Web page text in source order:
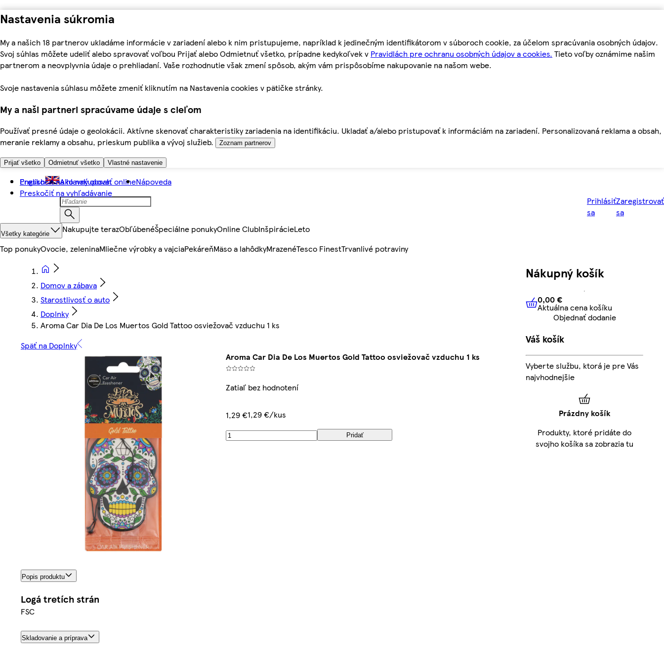
Nastavenia súkromia
My a našich 18 partnerov ukladáme informácie v zariadení alebo k nim pristupujeme, napríklad k jedinečným identifikátorom v súboroch cookie, za účelom spracúvania osobných údajov.
Svoj súhlas môžete udeliť alebo spravovať voľbou Prijať alebo Odmietnuť všetko, prípadne kedykoľvek v Pravidlách pre ochranu osobných údajov a cookies. Tieto voľby oznámime našim
partnerom a neovplyvnia údaje o prehliadaní. Vaše rozhodnutie však zmení spôsob, akým vám prispôsobíme nakupovanie na našom webe.
Svoje nastavenia súhlasu môžete zmeniť kliknutím na Nastavenia cookies v pätičke stránky.
My a naši partneri spracúvame údaje s cieľom
Používať presné údaje o geolokácii. Aktívne skenovať charakteristiky zariadenia na identifikáciu. Ukladať a/alebo pristupovať k informáciám na zariadení. Personalizovaná reklama a obsah,
meranie reklamy a obsahu, prieskum publika a vývoj služieb.
Zoznam partnerov
Prijať všetko Odmietnuť všetko Vlastné nastavenie
Preskočiť na hlavný obsah
Preskočiť na vyhľadávanie
English Ako nakupovať onlineNápoveda
Prihlásiť
sa
Zaregistrovať
sa
Všetky kategórie Nakupujte terazObľúbenéŠpeciálne ponukyOnline ClubInšpirácieLeto
Top ponukyOvocie, zeleninaMliečne výrobky a vajciaPekáreňMäso a lahôdkyMrazenéTesco FinestTrvanlivé potraviny
Domov a zábava
Starostlivosť o auto
Doplnky
Aroma Car Dia De Los Muertos Gold Tattoo osviežovač vzduchu 1 ks
Späť na Doplnky
Aroma Car Dia De Los Muertos Gold Tattoo osviežovač vzduchu 1 ks
Zatiaľ bez hodnotení
1,29 €1,29 €/kus
Pridať
Popis produktu
Logá tretích strán
FSC
Skladovanie a príprava
Nákupný košík
0,00 € Aktuálna cena košíku
0,00 €
Aktuálna cena košíku
Objednať dodanie
Váš košík
Vyberte službu, ktorá je pre Vás
najvhodnejšie
Prázdny košík
Produkty, ktoré pridáte do
svojho košíka sa zobrazia tu